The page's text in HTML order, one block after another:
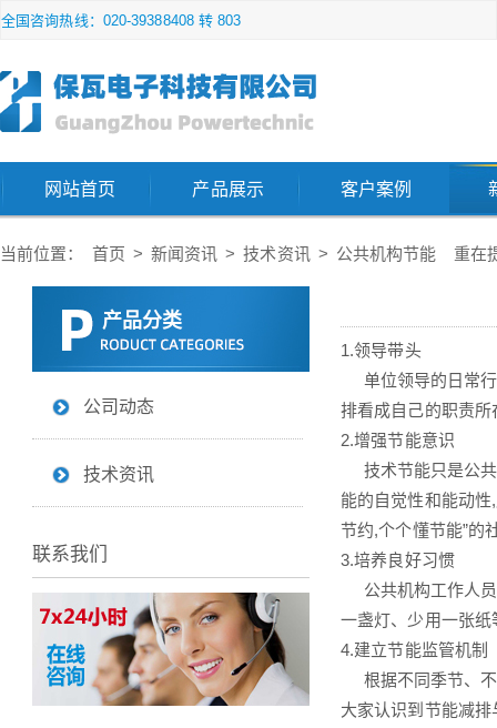
全国咨询热线：020-39388408 转 803
网站首页 产品展示 客户案例
当前位置： 首页 > 新闻资讯 > 技术资讯 > 公共机构节能 重在
1.领导带头
单位领导的日常行
排看成自己的职责所
2.增强节能意识
技术节能只是公共
能的自觉性和能动
节约,个个懂节能”的
3.培养良好习惯
公共机构工作人员
一盏灯、少用一张
4.建立节能监管机制
根据不同季节、不
大家认识到节能减
产品分类
公司动态
技术资讯
联系我们